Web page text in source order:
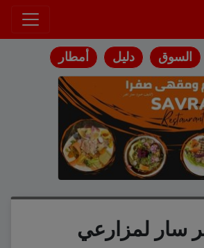
السوق دليل أمطار
سار لمزارعي